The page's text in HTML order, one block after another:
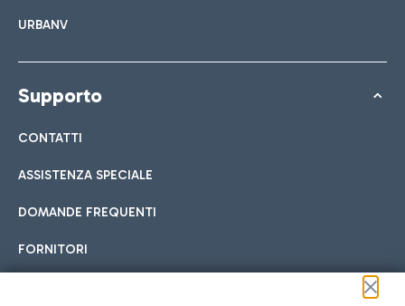
URBANV
Supporto
CONTATTI
ASSISTENZA SPECIALE
DOMANDE FREQUENTI
FORNITORI